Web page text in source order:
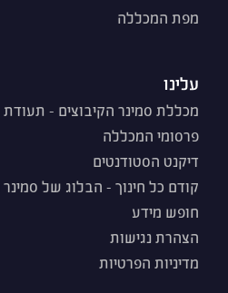
מפת המכללה
עלינו
מכללת סמינר הקיבוצים - תעודת
פרסומי המכללה
דיקנט הסטודנטים
קודם כל חינוך - הבלוג של סמינר
חופש מידע
הצהרת נגישות
מדיניות הפרטיות